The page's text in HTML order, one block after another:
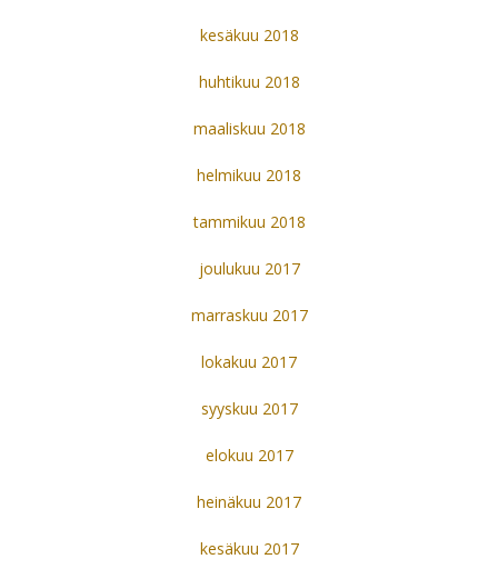
kesäkuu 2018
huhtikuu 2018
maaliskuu 2018
helmikuu 2018
tammikuu 2018
joulukuu 2017
marraskuu 2017
lokakuu 2017
syyskuu 2017
elokuu 2017
heinäkuu 2017
kesäkuu 2017